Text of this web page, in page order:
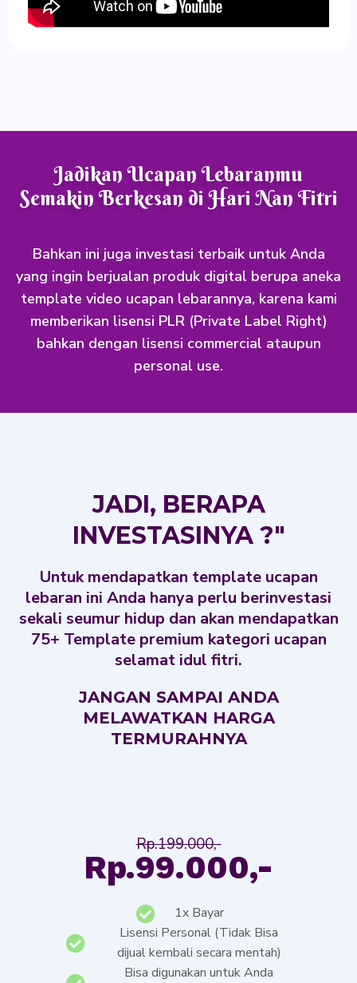
Jadikan Ucapan Lebaranmu
Semakin Berkesan di Hari Nan Fitri
Bahkan ini juga investasi terbaik untuk Anda
yang ingin berjualan produk digital berupa aneka
template video ucapan lebarannya, karena kami
memberikan lisensi PLR (Private Label Right)
bahkan dengan lisensi commercial ataupun
personal use.
JADI, BERAPA
INVESTASINYA ?"
Untuk mendapatkan template ucapan
lebaran ini Anda hanya perlu berinvestasi
sekali seumur hidup dan akan mendapatkan
75+ Template premium kategori ucapan
selamat idul fitri.
JANGAN SAMPAI ANDA
MELAWATKAN HARGA
TERMURAHNYA
Rp.199.000,-
Rp.99.000,-
1x Bayar
Lisensi Personal (Tidak Bisa
dijual kembali secara mentah)
Bisa digunakan untuk Anda